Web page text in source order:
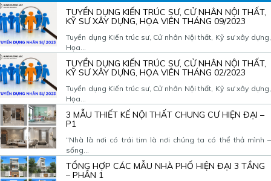
TUYỂN DỤNG KIẾN TRÚC SƯ, CỬ NHÂN NỘI THẤT,
KỸ SƯ XÂY DỰNG, HỌA VIÊN THÁNG 09/2023
Tuyển dụng Kiến trúc sư, Cử nhân Nội thất, Kỹ sư xây dựng,
Họa...
TUYỂN DỤNG KIẾN TRÚC SƯ, CỬ NHÂN NỘI THẤT,
KỸ SƯ XÂY DỰNG, HỌA VIÊN THÁNG 02/2023
Tuyển dụng Kiến trúc sư, Cử nhân Nội thất, Kỹ sư xây dựng,
Họa...
3 MẪU THIẾT KẾ NỘI THẤT CHUNG CƯ HIỆN ĐẠI –
P1
“Nhà là nơi có trái tim là nơi chúng ta có thể thả mình –
sống...
TỔNG HỢP CÁC MẪU NHÀ PHỐ HIỆN ĐẠI 3 TẦNG
– PHẦN 1